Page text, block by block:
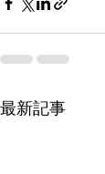
最新記事